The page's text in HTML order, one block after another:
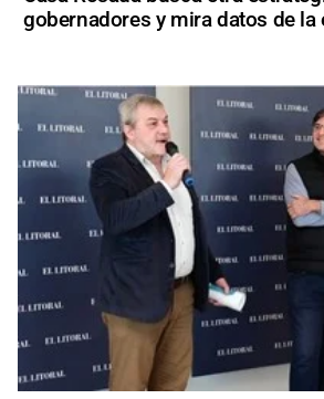
gobernadores y mira datos de la